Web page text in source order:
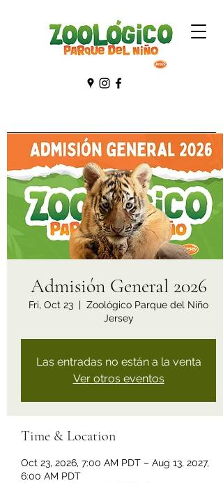
Admisión General 2026
Fri, Oct 23
  |
Zoológico Parque del Niño
Jersey
Las entradas no están a la venta
Ver otros eventos
Time & Location
Oct 23, 2026, 7:00 AM PDT – Aug 13, 2027,
6:00 AM PDT